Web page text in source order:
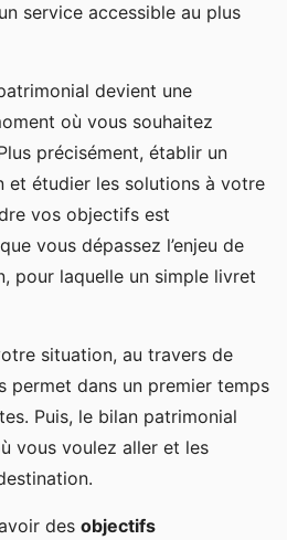
service accessible au plus
devient une
où vous souhaitez
précisément, établir un
et étudier les solutions à votre
vos objectifs est
vous dépassez l’enjeu de
pour laquelle un simple livret
situation, au travers de
permet dans un premier temps
Puis, le bilan patrimonial
vous voulez aller et les
des objectifs